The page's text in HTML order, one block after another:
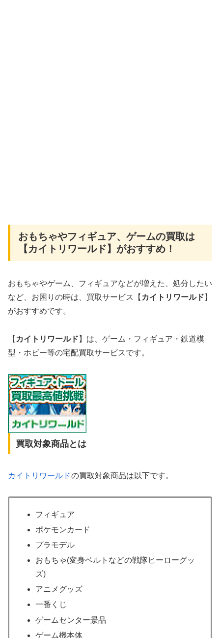
おもちゃやフィギュア、ゲームの買取は
【カイトリワールド】がおすすめ！
おもちゃやゲーム、フィギュアなどが増えた、処分したい
など、お困りの時は、買取サービス【 カイトリワールド 】
がおすすめです。
【 カイトリワールド 】は、ゲーム・フィギュア・鉄道模
型・ホビー等の宅配買取サービスです。
買取対象商品とは
カイトリワールドの買取対象商品は以下です。
フィギュア
ポケモンカード
プラモデル
おもちゃ(変身ベルトなどの戦隊ヒーローグッ
ズ)
アニメグッズ
一番くじ
ゲームセンター景品
ゲーム機本体